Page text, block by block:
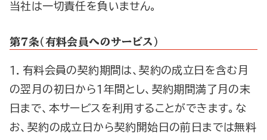
当社は一切責任を負いません。
第７条（有料会員へのサービス）
１．有料会員の契約期間は、契約の成立日を含む月
の翌月の初日から１年間とし、契約期間満了月の末
日まで、本サービスを利用することができます。な
お、契約の成立日から契約開始日の前日までは無料